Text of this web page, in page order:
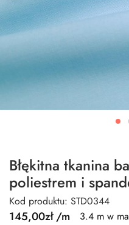
Błękitna tkanina
poliestrem i
Kod produktu: STD0344
145,00zł/m
3.4 m w